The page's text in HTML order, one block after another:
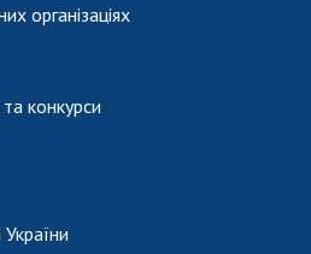
організаціях
конкурси